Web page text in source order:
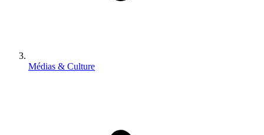
Médias & Culture